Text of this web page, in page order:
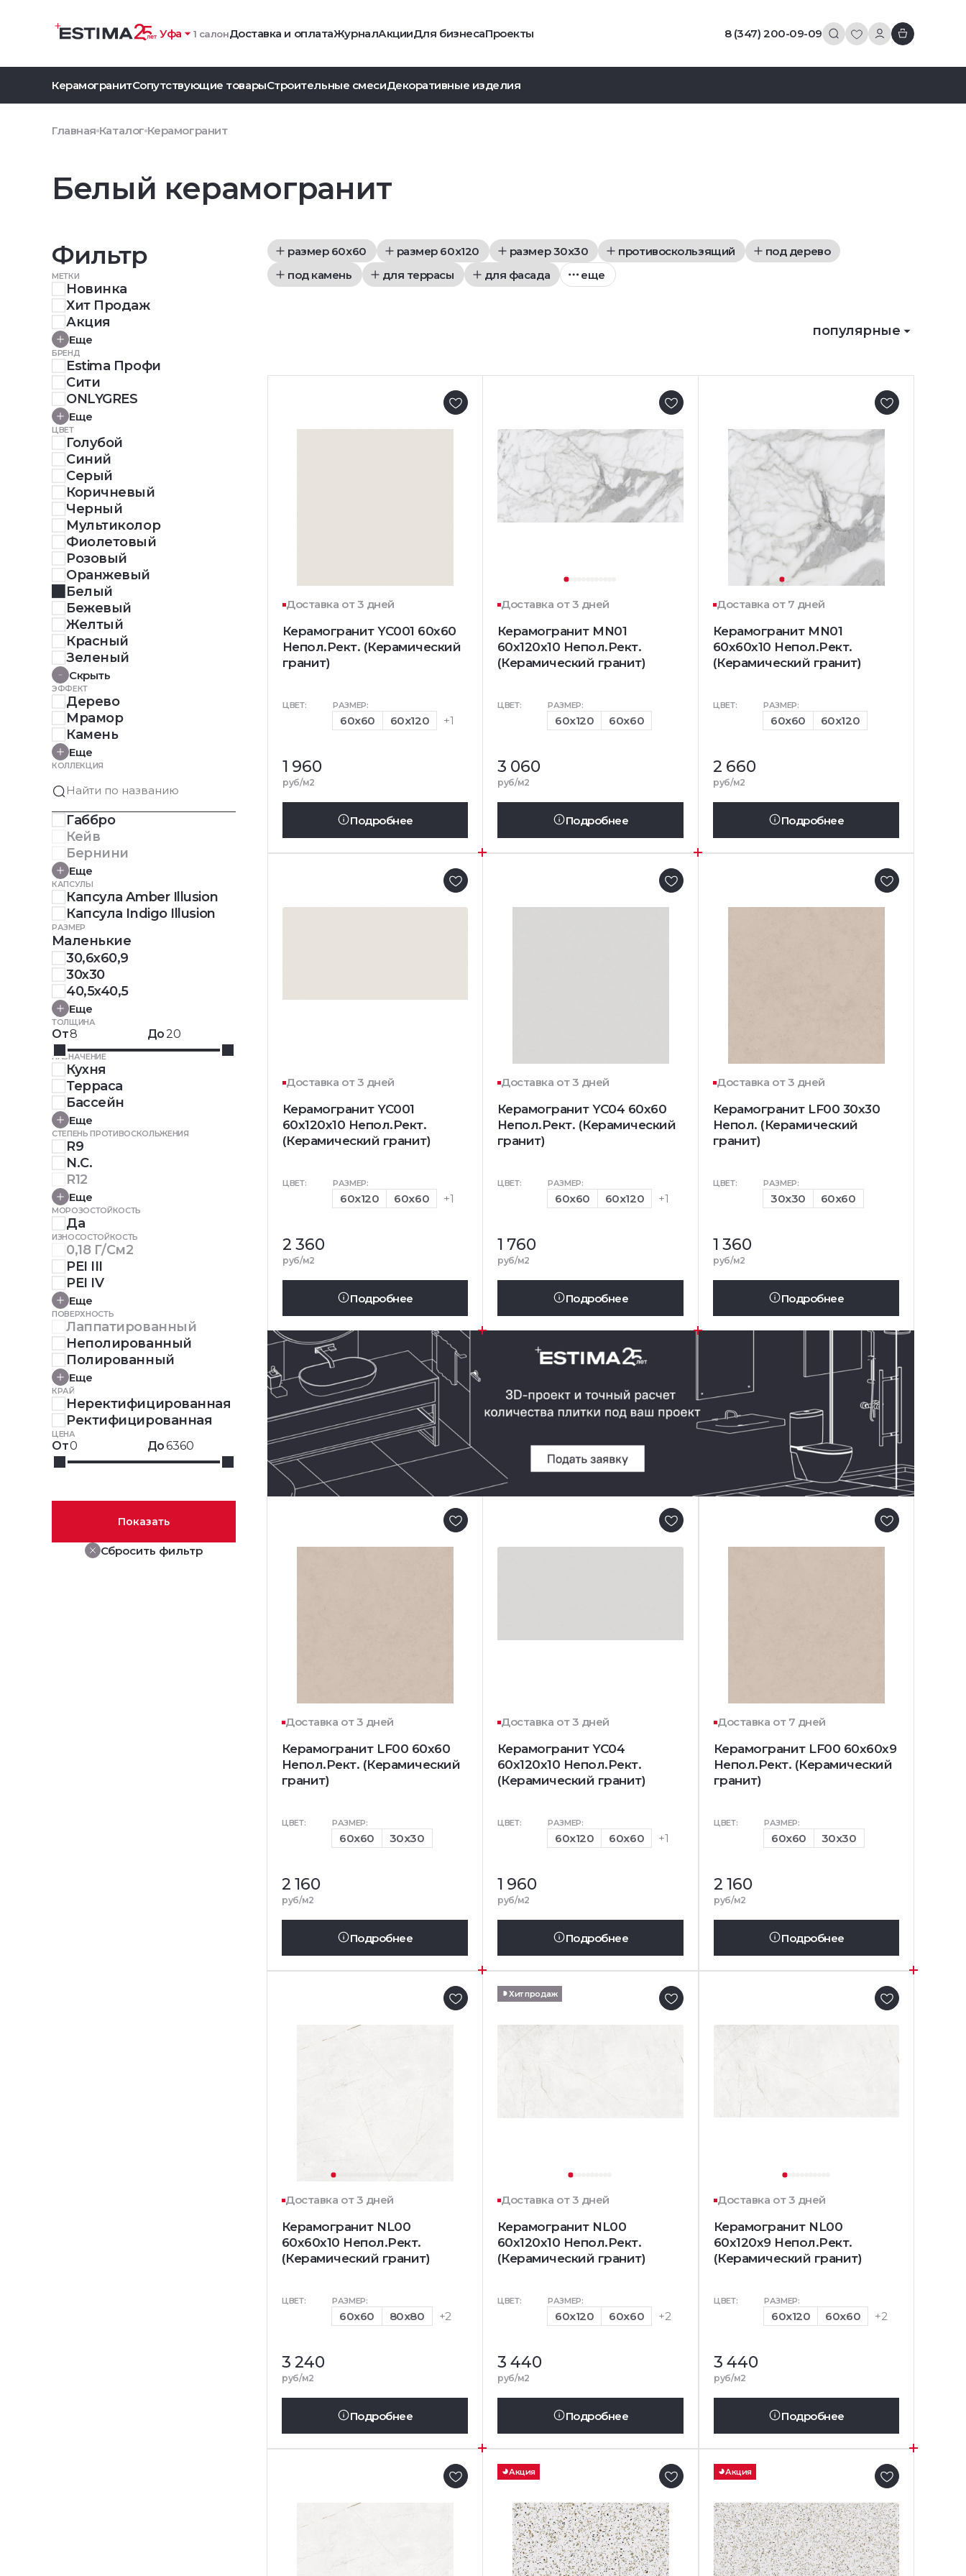
Уфа 1 салонДоставка и оплатаЖурналАкцииДля бизнесаПроекты 8 (347) 200-09-09
КерамогранитСопутствующие товарыСтроительные смесиДекоративные изделия
Главная Каталог Керамогранит
Белый керамогранит
Фильтр
МЕТКИ
Новинка
Хит Продаж
Акция
Еще
БРЕНД
Estima Профи
Сити
ONLYGRES
Еще
ЦВЕТ
Голубой
Синий
Серый
Коричневый
Черный
Мультиколор
Фиолетовый
Розовый
Оранжевый
Белый
Бежевый
Желтый
Красный
Зеленый
Скрыть
ЭФФЕКТ
Дерево
Мрамор
Камень
Еще
КОЛЛЕКЦИЯ
Габбро
Кейв
Бернини
Еще
КАПСУЛЫ
Капсула Amber Illusion
Капсула Indigo Illusion
РАЗМЕР
Маленькие
30,6x60,9
30x30
40,5x40,5
Еще
ТОЛЩИНА
От До
НАЗНАЧЕНИЕ
Кухня
Терраса
Бассейн
Еще
СТЕПЕНЬ ПРОТИВОСКОЛЬЖЕНИЯ
R9
N.C.
R12
Еще
МОРОЗОСТОЙКОСТЬ
Да
ИЗНОСОСТОЙКОСТЬ
0,18 Г/см2
PEI III
PEI IV
Еще
ПОВЕРХНОСТЬ
Лаппатированный
Неполированный
Полированный
Еще
КРАЙ
Неректифицированная
Ректифицированная
ЦЕНА
От До
Показать
Сбросить фильтр
размер 60x60 размер 60x120 размер 30x30 противоскользящий
под дерево
под камень
для террасы для фасада еще
популярные
Доставка от 3 дней
Керамогранит YC001 60x60
Непол.Рект. (Керамический
гранит)
ЦВЕТ: РАЗМЕР:
60x60 60x120 +1
1 960
руб/м2
Подробнее
Доставка от 3 дней
Керамогранит MN01
60x120x10 Непол.Рект.
(Керамический гранит)
ЦВЕТ: РАЗМЕР:
60x120 60x60
3 060
руб/м2
Подробнее
Доставка от 7 дней
Керамогранит MN01
60x60x10 Непол.Рект.
(Керамический гранит)
ЦВЕТ: РАЗМЕР:
60x60 60x120
2 660
руб/м2
Подробнее
Доставка от 3 дней
Керамогранит YC001
60x120x10 Непол.Рект.
(Керамический гранит)
ЦВЕТ: РАЗМЕР:
60x120 60x60 +1
2 360
руб/м2
Подробнее
Доставка от 3 дней
Керамогранит YC04 60x60
Непол.Рект. (Керамический
гранит)
ЦВЕТ: РАЗМЕР:
60x60 60x120 +1
1 760
руб/м2
Подробнее
Доставка от 3 дней
Керамогранит LF00 30x30
Непол. (Керамический
гранит)
ЦВЕТ: РАЗМЕР:
30x30 60x60
1 360
руб/м2
Подробнее
Доставка от 3 дней
Керамогранит LF00 60x60
Непол.Рект. (Керамический
гранит)
ЦВЕТ: РАЗМЕР:
60x60 30x30
2 160
руб/м2
Подробнее
Доставка от 3 дней
Керамогранит YC04
60x120x10 Непол.Рект.
(Керамический гранит)
ЦВЕТ: РАЗМЕР:
60x120 60x60 +1
1 960
руб/м2
Подробнее
Доставка от 7 дней
Керамогранит LF00 60x60x9
Непол.Рект. (Керамический
гранит)
ЦВЕТ: РАЗМЕР:
60x60 30x30
2 160
руб/м2
Подробнее
Доставка от 3 дней
Керамогранит NL00
60x60x10 Непол.Рект.
(Керамический гранит)
ЦВЕТ: РАЗМЕР:
60x60 80x80 +2
3 240
руб/м2
Подробнее
Хит продаж
Доставка от 3 дней
Керамогранит NL00
60x120x10 Непол.Рект.
(Керамический гранит)
ЦВЕТ: РАЗМЕР:
60x120 60x60 +2
3 440
руб/м2
Подробнее
Доставка от 3 дней
Керамогранит NL00
60x120x9 Непол.Рект.
(Керамический гранит)
ЦВЕТ: РАЗМЕР:
60x120 60x60 +2
3 440
руб/м2
Подробнее
Акция Акция